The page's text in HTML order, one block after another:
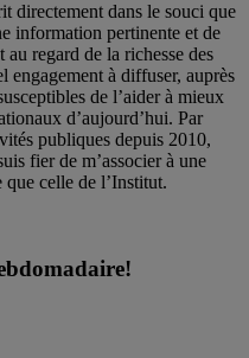
directement dans le souci que
information pertinente et de
regard de la richesse des
engagement à diffuser, auprès
de l’aider à mieux
d’aujourd’hui. Par
publiques depuis 2010,
fier de m’associer à une
celle de l’Institut.